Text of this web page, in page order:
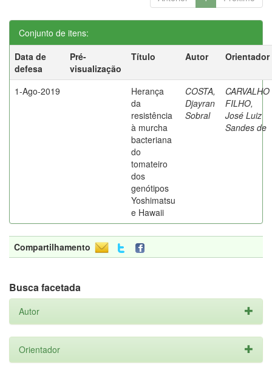
Conjunto de itens:
Data de
defesa
Pré-
visualização
Título Autor Orientador
1-Ago-2019
Herança
da
resistência
à murcha
bacteriana
do
tomateiro
dos
genótipos
Yoshimatsu
e Hawaii
COSTA,
Djayran
Sobral
CARVALHO
FILHO,
José Luiz
Sandes de
Compartilhamento
Busca facetada
Autor
Orientador